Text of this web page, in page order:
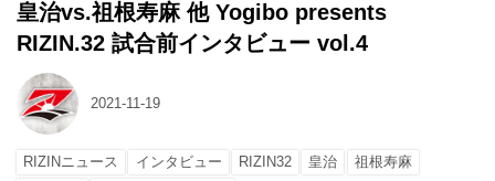
皇治vs.祖根寿麻 他 Yogibo presents
RIZIN.32 試合前インタビュー vol.4
2021-11-19
RIZINニュース インタビュー RIZIN32 皇治
祖根寿麻